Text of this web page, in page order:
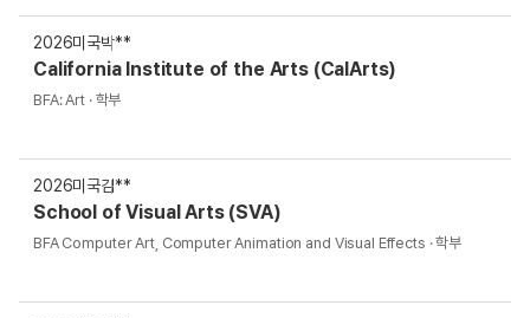
2026미국박**
California Institute of the Arts (CalArts)
BFA: Art · 학부
2026미국김**
School of Visual Arts (SVA)
BFA Computer Art, Computer Animation and Visual Effects · 학부